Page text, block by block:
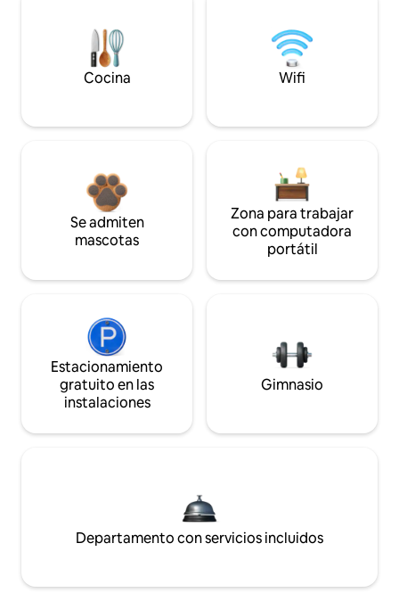
Cocina Wifi
Se admiten
mascotas
Zona para trabajar
con computadora
portátil
Estacionamiento
gratuito en las
instalaciones
Gimnasio
Departamento con servicios incluidos